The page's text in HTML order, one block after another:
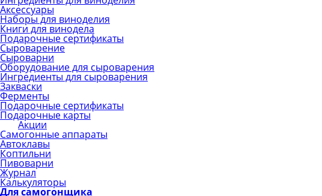
Аксессуары
Наборы для виноделия
Книги для винодела
Подарочные сертификаты
Сыроварение
Сыроварни
Оборудование для сыроварения
Ингредиенты для сыроварения
Закваски
Ферменты
Подарочные сертификаты
Подарочные карты
Акции
Самогонные аппараты
Автоклавы
Коптильни
Пивоварни
Журнал
Калькуляторы
Для самогонщика